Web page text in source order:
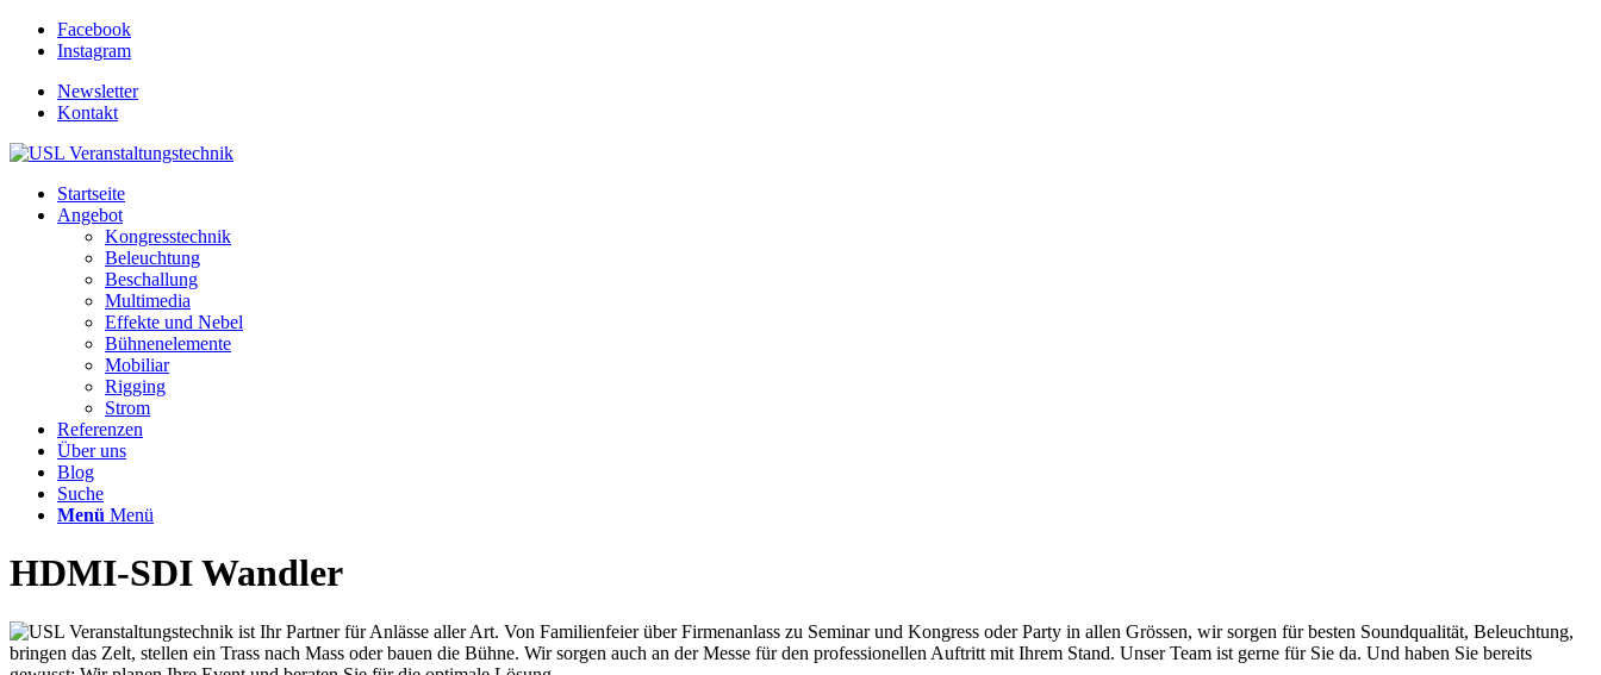
Facebook
Instagram
Newsletter
Kontakt
Startseite
Angebot
Kongresstechnik
Beleuchtung
Beschallung
Multimedia
Effekte und Nebel
Bühnenelemente
Mobiliar
Rigging
Strom
Referenzen
Über uns
Blog
Suche
Menü Menü
HDMI-SDI Wandler